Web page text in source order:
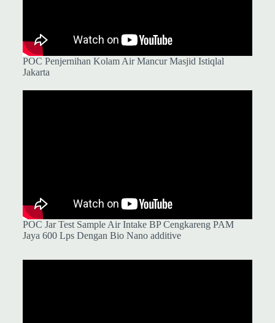
POC Penjernihan Kolam Air Mancur Masjid Istiqlal
Jakarta
POC Jar Test Sample Air Intake BP Cengkareng PAM
Jaya 600 Lps Dengan Bio Nano additive